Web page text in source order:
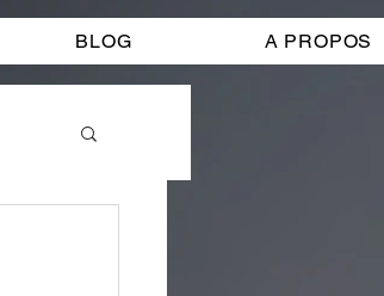
BLOG A PROPOS